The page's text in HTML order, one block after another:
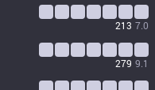
213 7.0
279 9.1